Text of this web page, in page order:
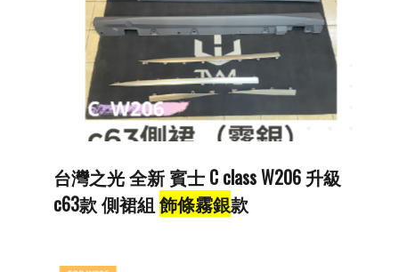
台灣之光 全新 賓士 C class W206 升級
c63款 側裙組 飾條霧銀款